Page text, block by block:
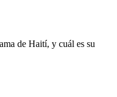
de Haití, y cuál es su